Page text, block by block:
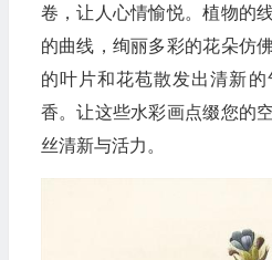
卷，让人心情愉悦。植物的
的曲线，绚丽多彩的花朵仿
的叶片和花苞散发出清新
香。让这些水彩画点缀您的
丝清新与活力。